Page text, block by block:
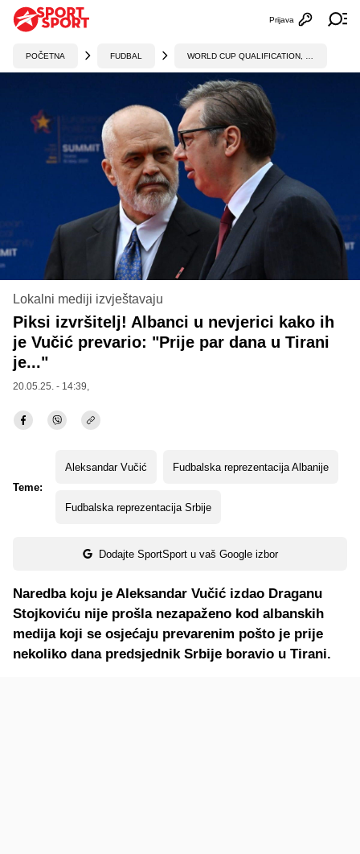
Otvori
Prijava
POČETNA FUDBAL
Lokalni mediji izvještavaju
Piksi izvršitelj! Albanci u nevjerici kako ih
je Vučić prevario: "Prije par dana u Tirani
je..."
20.05.25. - 14:39,
Teme:
Aleksandar Vučić Fudbalska reprezentacija Albanije
Fudbalska reprezentacija Srbije
Dodajte SportSport u vaš Google izbor
Naredba koju je Aleksandar Vučić izdao Draganu
Stojkoviću nije prošla nezapaženo kod albanskih
medija koji se osjećaju prevarenim pošto je prije
nekoliko dana predsjednik Srbije boravio u Tirani.